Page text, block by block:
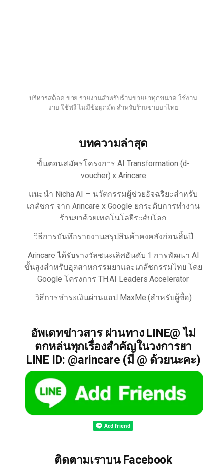
บริหารสต็อค ขาย รายงานสำหรับร้านขายยาทุกขนาด ใช้งาน
ง่าย ใช้ฟรี ไม่มีข้อผูกมัด สำหรับร้านขายยาไทย
บทความล่าสุด
ขั้นตอนสมัครโครงการ AI Transformation (d-
voucher) x Arincare
แนะนำ Nicha AI – นวัตกรรมผู้ช่วยอัจฉริยะสำหรับ
เภสัชกร จาก Arincare x Google ยกระดับการทำงาน
ร้านยาด้วยเทคโนโลยีระดับโลก
วิธีการบันทึกรายงานสรุปสินค้าคงคลังก่อนสิ้นปี
Arincare ได้รับรางวัลชนะเลิศอันดับ 1 การพัฒนา AI
ขั้นสูงสำหรับอุตสาหกรรมยาและเภสัชกรรมไทย โดย
Google โครงการ TH.AI Leaders Accelerator
วิธีการชำระเงินผ่านแอป MaxMe (สำหรับผู้ซื้อ)
อัพเดทข่าวสาร ผ่านทาง LINE@ ไม่
ตกหล่นทุกเรื่องสำคัญในวงการยา
LINE ID: @arincare (มี @ ด้วยนะคะ)
ติดตามเราบน Facebook